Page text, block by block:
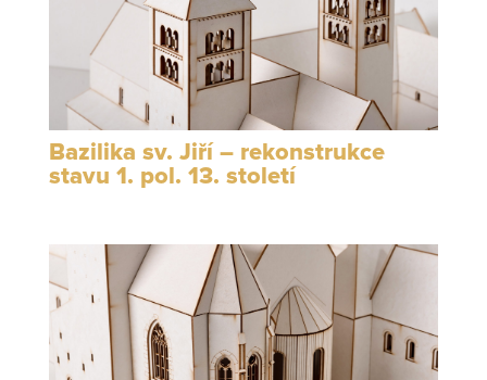
Bazilika sv. Jiří – rekonstrukce
stavu 1. pol. 13. století